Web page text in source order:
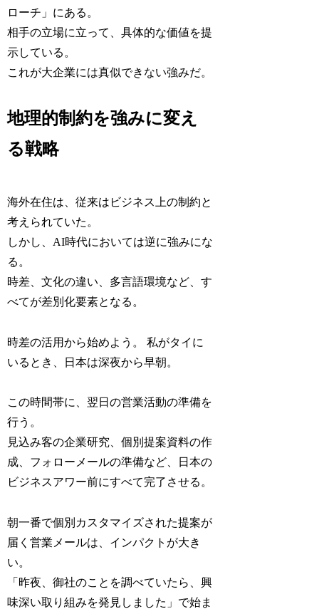
ローチ」にある。
相手の立場に立って、具体的な価値を提
示している。
これが大企業には真似できない強みだ。
地理的制約を強みに変え
る戦略
海外在住は、従来はビジネス上の制約と
考えられていた。
しかし、AI時代においては逆に強みにな
る。
時差、文化の違い、多言語環境など、す
べてが差別化要素となる。
時差の活用から始めよう。 私がタイに
いるとき、日本は深夜から早朝。
この時間帯に、翌日の営業活動の準備を
行う。
見込み客の企業研究、個別提案資料の作
成、フォローメールの準備など、日本の
ビジネスアワー前にすべて完了させる。
朝一番で個別カスタマイズされた提案が
届く営業メールは、インパクトが大き
い。
「昨夜、御社のことを調べていたら、興
味深い取り組みを発見しました」で始ま